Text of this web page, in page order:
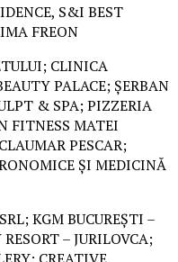
S&I BEST
FREON
CLINICA
PALACE; ȘERBAN
& SPA; PIZZERIA
FITNESS MATEI
PESCAR;
ȘI MEDICINĂ
KGM BUCUREȘTI –
– JURILOVCA;
CREATIVE